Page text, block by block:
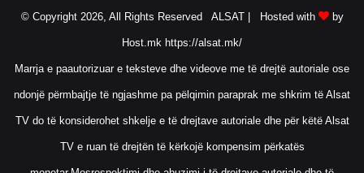
© Copyright 2026, All Rights Reserved ALSAT | Hosted with by
Host.mk https://alsat.mk/
Marrja e paautorizuar e teksteve dhe videove me të drejtë autoriale ose
ndonjë përmbajtje të ngjashme pa pëlqimin paraprak me shkrim të Alsat
TV do të konsiderohet shkelje e të drejtave autoriale dhe për këtë Alsat
TV e ruan të drejtën të kërkojë kompensim përkatës